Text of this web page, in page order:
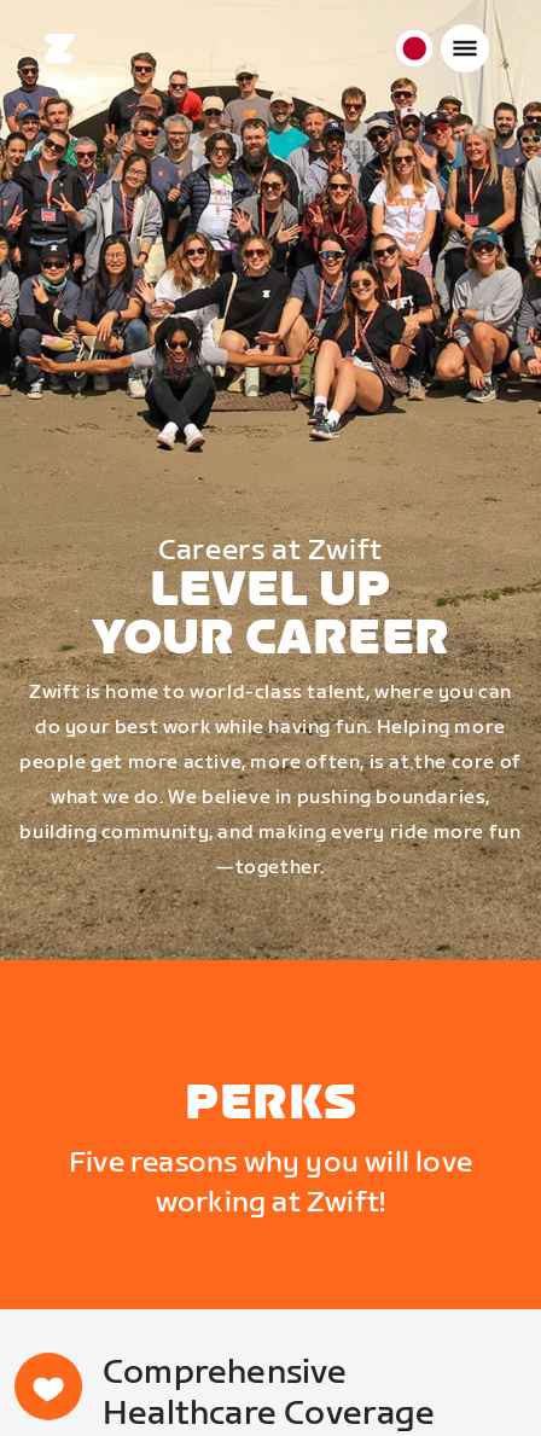
日
本
日
本
語
Careers at Zwift
LEVEL UP
YOUR CAREER
Zwift is home to world-class talent, where you can
do your best work while having fun. Helping more
people get more active, more often, is at the core of
what we do. We believe in pushing boundaries,
building community, and making every ride more fun
—together.
PERKS
Five reasons why you will love
working at Zwift!
Comprehensive
Healthcare Coverage